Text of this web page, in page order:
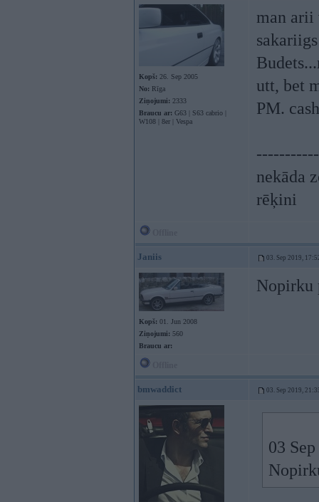
Kopš: 26. Sep 2005
No: Rīga
Ziņojumi: 2333
Braucu ar: G63 | S63 cabrio |
W108 | 8er | Vespa
man arii
utt, bet
PM.
nekāda
rēķini
Janiis 03. Sep 2019,
Kopš: 01. Jun 2008
Ziņojumi: 560
Braucu ar:
Nopirku
bmwaddict 03. Sep 2019,
03